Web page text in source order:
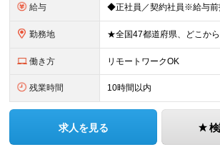
給与
勤務地
働き方 リモートワークOK
残業時間 10時間以内
求人を見る